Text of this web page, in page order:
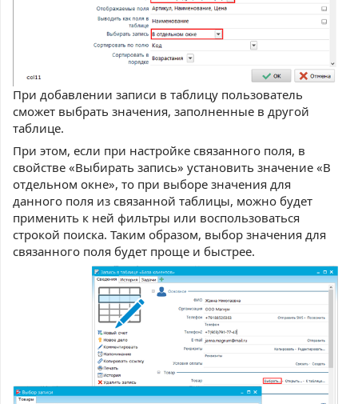
При добавлении записи в таблицу пользователь
сможет выбрать значения, заполненные в другой
таблице.
При этом, если при настройке связанного поля, в
свойстве «Выбирать запись» установить значение «В
отдельном окне», то при выборе значения для
данного поля из связанной таблицы, можно будет
применить к ней фильтры или воспользоваться
строкой поиска. Таким образом, выбор значения для
связанного поля будет проще и быстрее.